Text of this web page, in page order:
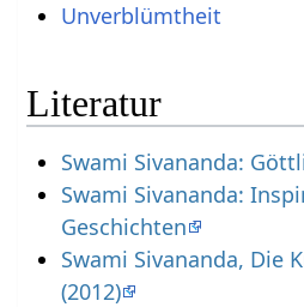
Unverblümtheit
Literatur
Swami Sivananda:
Swami Sivananda:
Geschichten
Swami Sivananda, Die
(2012)